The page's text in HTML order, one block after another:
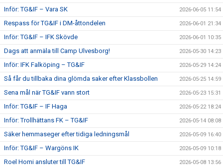
Inför: TG&IF – Vara SK 2026-06-05 11:54
Respass för TG&IF i DM-åttondelen 2026-06-01 21:34
Inför: TG&IF – IFK Skövde 2026-06-01 10:35
Dags att anmäla till Camp Ulvesborg! 2026-05-30 14:23
Inför: IFK Falköping – TG&IF 2026-05-29 14:24
Så får du tillbaka dina glömda saker efter Klassbollen 2026-05-25 14:59
Sena mål när TG&IF vann stort 2026-05-23 15:31
Inför: TG&IF – IF Haga 2026-05-22 18:24
Inför: Trollhättans FK – TG&IF 2026-05-14 08:08
Säker hemmaseger efter tidiga ledningsmål 2026-05-09 16:40
Inför: TG&IF – Wargöns IK 2026-05-09 10:18
Roel Homi ansluter till TG&IF 2026-05-08 13:56